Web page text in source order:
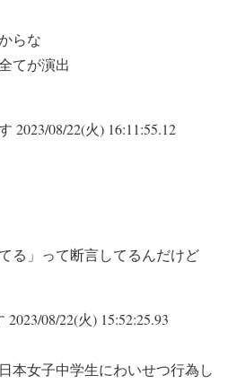
らな
てが演出
2023/08/22(火) 16:11:55.12
る」って断言してるんだけど
2023/08/22(火) 15:52:25.93
本女子中学生にわいせつ行為し